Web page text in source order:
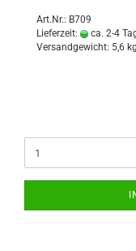
Art.Nr.: B709
Lieferzeit:
ca. 2-4
Versandgewicht: 5,6